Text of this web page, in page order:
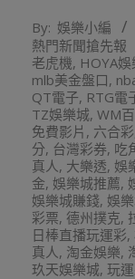
03-
29
By: 娛樂小編
熱門新聞搶先報
老虎機, HOYA
mlb美金盤口,
QT電子, RTG電
TZ娛樂城, WM
免費影片 , 六合彩
分, 台灣彩券, 吃
真人, 大樂透, 娛
金, 娛樂城推薦,
娛樂城賺錢, 娛
彩票, 德州撲克,
日棒直播玩運彩,
真人, 淘金娛樂,
玖天娛樂城, 玩